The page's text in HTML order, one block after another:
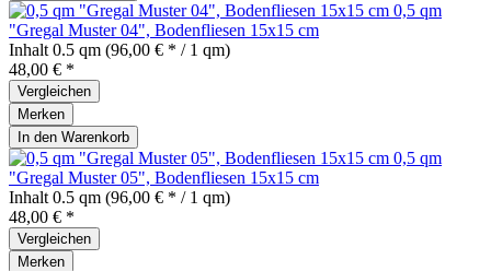
0,5 qm
"Gregal Muster 04", Bodenfliesen 15x15 cm
Inhalt 0.5 qm (96,00 € * / 1 qm)
48,00 € *
Vergleichen
Merken
In den Warenkorb
0,5 qm
"Gregal Muster 05", Bodenfliesen 15x15 cm
Inhalt 0.5 qm (96,00 € * / 1 qm)
48,00 € *
Vergleichen
Merken